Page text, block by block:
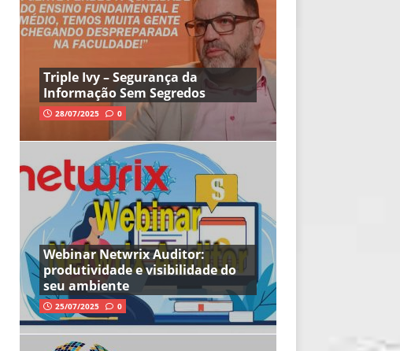
Triple Ivy – Segurança da
Informação Sem Segredos
28/07/2025 0
Webinar Netwrix Auditor:
produtividade e visibilidade do
seu ambiente
25/07/2025 0